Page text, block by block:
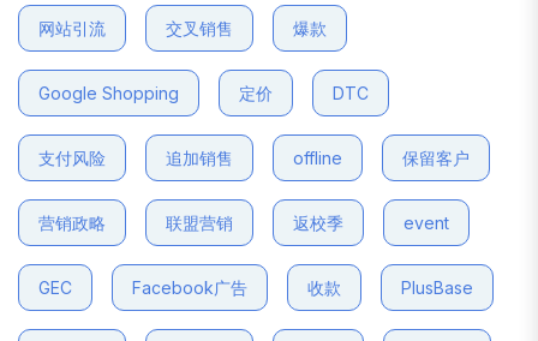
网站引流 交叉销售 爆款
Google Shopping 定价 DTC
支付风险 追加销售 offline 保留客户
营销政略 联盟营销 返校季 event
GEC Facebook广告 收款 PlusBase